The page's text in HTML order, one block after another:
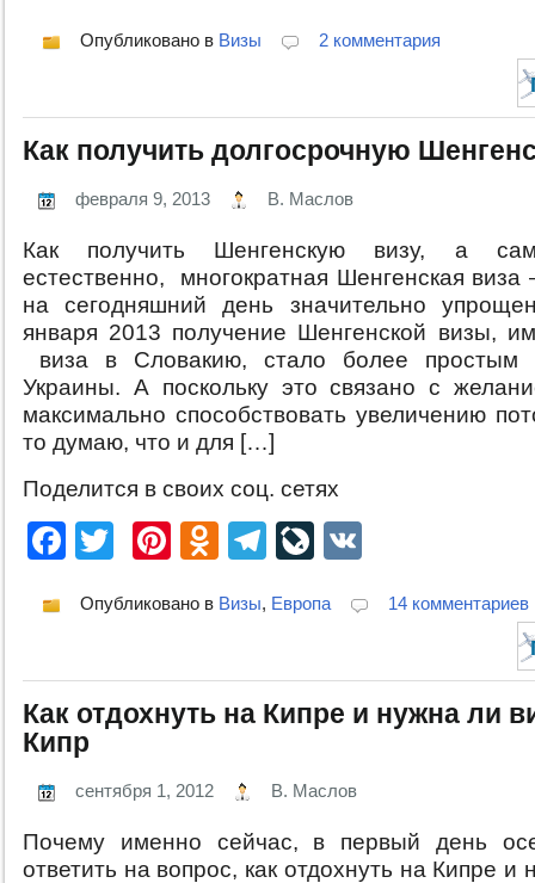
Опубликовано в Визы 2 комментария
Как получить долгосрочную
февраля 9, 2013 В. Маслов
Как получить Шенгенскую визу, а
естественно, многократная Шенгенская виза
на сегодняшний день значительно
января 2013 получение Шенгенской визы,
виза в Словакию, стало более простым
Украины. А поскольку это связано с
максимально способствовать увеличению
то думаю, что и для […]
Поделится в своих соц. сетях
Facebook
TwitterPinterest
Odnoklassniki
Telegram
LiveJournal
Опубликовано в Визы, Европа 14 комментариев
Как отдохнуть на Кипре и нужна ли
Кипр
сентября 1, 2012 В. Маслов
Почему именно сейчас, в первый день
ответить на вопрос, как отдохнуть на Кипре и